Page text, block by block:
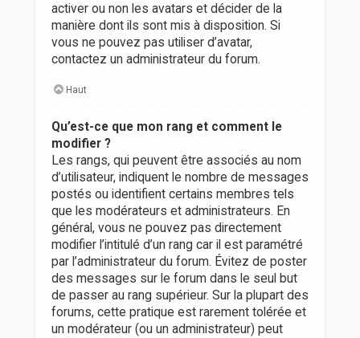
activer ou non les avatars et décider de la
manière dont ils sont mis à disposition. Si
vous ne pouvez pas utiliser d’avatar,
contactez un administrateur du forum.
Haut
Qu’est-ce que mon rang et comment le
modifier ?
Les rangs, qui peuvent être associés au nom
d’utilisateur, indiquent le nombre de messages
postés ou identifient certains membres tels
que les modérateurs et administrateurs. En
général, vous ne pouvez pas directement
modifier l’intitulé d’un rang car il est paramétré
par l’administrateur du forum. Évitez de poster
des messages sur le forum dans le seul but
de passer au rang supérieur. Sur la plupart des
forums, cette pratique est rarement tolérée et
un modérateur (ou un administrateur) peut